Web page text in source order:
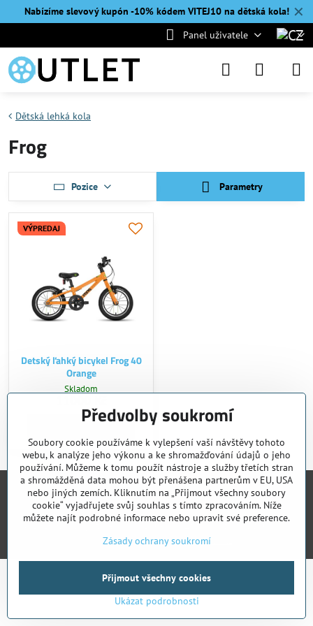
✕
Nabízíme slevový kupón -10% kódem VITEJ10 na dětská kola!
Panel uživatele
Dětská lehká kola
Frog
Pozice Parametry
VÝPREDAJ
Detský ľahký bicykel Frog 40
Orange
Skladom
©2026 CopyrightPředvolby soukromíZásady ochrany soukromí
Vytvořeno systémem:ByznysWeb.cz
Předvolby soukromí
Soubory cookie používáme k vylepšení vaší návštěvy tohoto
webu, k analýze jeho výkonu a ke shromažďování údajů o jeho
používání. Můžeme k tomu použít nástroje a služby třetích stran
a shromážděná data mohou být přenášena partnerům v EU, USA
nebo jiných zemích. Kliknutím na „Přijmout všechny soubory
cookie“ vyjadřujete svůj souhlas s tímto zpracováním. Níže
můžete najít podrobné informace nebo upravit své preference.
Zásady ochrany soukromí
Ukázat podrobnosti
Přijmout všechny cookies